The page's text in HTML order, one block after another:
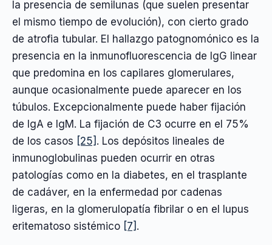
la presencia de semilunas (que suelen presentar
el mismo tiempo de evolución), con cierto grado
de atrofia tubular. El hallazgo patognomónico es la
presencia en la inmunofluorescencia de IgG linear
que predomina en los capilares glomerulares,
aunque ocasionalmente puede aparecer en los
túbulos. Excepcionalmente puede haber fijación
de IgA e IgM. La fijación de C3 ocurre en el 75%
de los casos [25] . Los depósitos lineales de
inmunoglobulinas pueden ocurrir en otras
patologías como en la diabetes, en el trasplante
de cadáver, en la enfermedad por cadenas
ligeras, en la glomerulopatía fibrilar o en el lupus
eritematoso sistémico [7] .